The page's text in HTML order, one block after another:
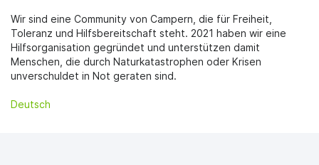
Wir sind eine Community von Campern, die für Freiheit,
Toleranz und Hilfsbereitschaft steht. 2021 haben wir eine
Hilfsorganisation gegründet und unterstützen damit
Menschen, die durch Naturkatastrophen oder Krisen
unverschuldet in Not geraten sind.
Deutsch